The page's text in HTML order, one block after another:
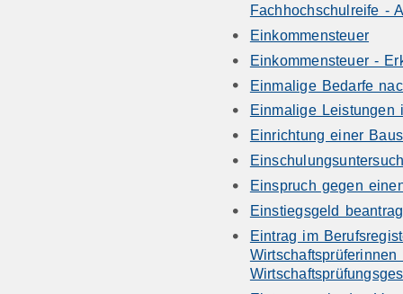
Fachhochschulreife -
Einkommensteuer
Einkommensteuer -
Einmalige Bedarfe
Einmalige Leistungen
Einrichtung einer
Einspruch gegen
Einstiegsgeld
Eintrag im
Wirtschaftsprüferinnen